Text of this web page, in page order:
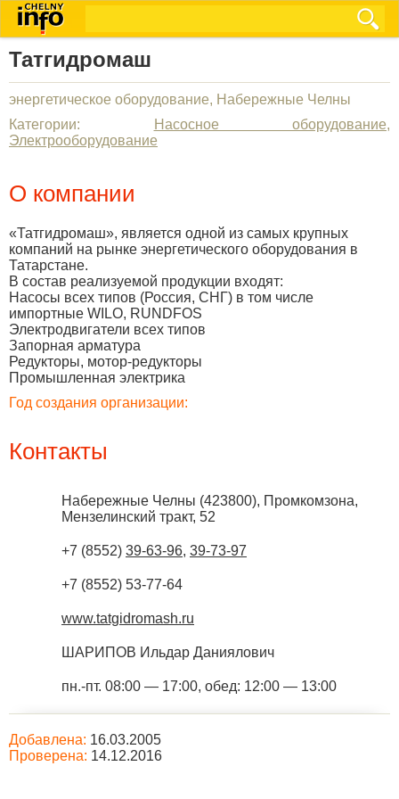
Татгидромаш
энергетическое оборудование, Набережные Челны
Категории:
Насосное оборудование,
Электрооборудование
О компании
«Татгидромаш», является одной из самых крупных
компаний на рынке энергетического оборудования в
Татарстане.
В состав реализуемой продукции входят:
Насосы всех типов (Россия, СНГ) в том числе
импортные WILO, RUNDFOS
Электродвигатели всех типов
Запорная арматура
Редукторы, мотор-редукторы
Промышленная электрика
Год создания организации:
Контакты
Набережные Челны (423800), Промкомзона,
Мензелинский тракт, 52
+7 (8552) 39-63-96, 39-73-97
+7 (8552) 53-77-64
www.tatgidromash.ru
ШАРИПОВ Ильдар Даниялович
пн.-пт. 08:00 — 17:00, обед: 12:00 — 13:00
Добавлена: 16.03.2005
Проверена: 14.12.2016